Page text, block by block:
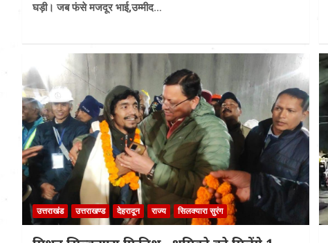
घड़ी। जब फंसे मजदूर भाई,उम्मीद…
उत्तराखंड उत्तराखण्ड देहरादून राज्य सिलक्यारा सुरंग